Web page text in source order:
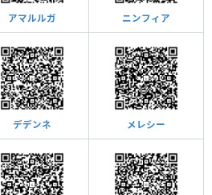
アマルルガ ニンフィア
デデンネ メレシー